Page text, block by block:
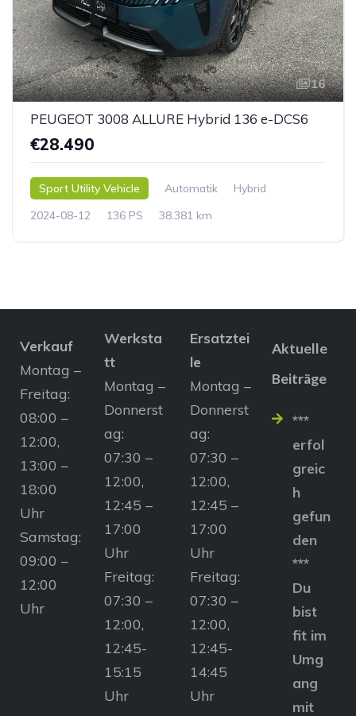
16
PEUGEOT 3008 ALLURE Hybrid 136 e-DCS6
€28.490
Sport Utility Vehicle Automatik
Hybrid
2024-08-12
136 PS 38.381 km
Verkauf
Montag –
Freitag:
08:00 –
12:00,
13:00 –
18:00
Uhr
Samstag:
09:00 –
12:00
Uhr
Werksta
tt
Montag –
Donnerst
ag:
07:30 –
12:00,
12:45 –
17:00
Uhr
Freitag:
07:30 –
12:00,
12:45-
15:15
Uhr
Ersatztei
le
Montag –
Donnerst
ag:
07:30 –
12:00,
12:45 –
17:00
Uhr
Freitag:
07:30 –
12:00,
12:45-
14:45
Uhr
Aktuelle
Beiträge
***
erfol
greic
h
gefun
den
***
Du
bist
fit im
Umg
ang
mit